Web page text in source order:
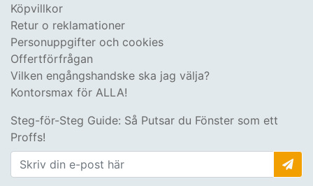
Köpvillkor
Retur o reklamationer
Personuppgifter och cookies
Offertförfrågan
Vilken engångshandske ska jag välja?
Kontorsmax för ALLA!
Steg-för-Steg Guide: Så Putsar du Fönster som ett
Proffs!